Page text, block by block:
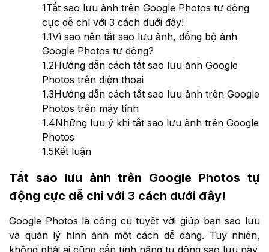
1Tắt sao lưu ảnh trên Google Photos tự động
cực dễ chỉ với 3 cách dưới đây!
1.1Vì sao nên tắt sao lưu ảnh, đồng bộ ảnh
Google Photos tự động?
1.2Hướng dẫn cách tắt sao lưu ảnh Google
Photos trên điện thoại
1.3Hướng dẫn cách tắt sao lưu ảnh trên Google
Photos trên máy tính
1.4Những lưu ý khi tắt sao lưu ảnh trên Google
Photos
1.5Kết luận
Tắt sao lưu ảnh trên Google Photos tự
động cực dễ chỉ với 3 cách dưới đây!
Google Photos là công cụ tuyệt vời giúp bạn sao lưu
và quản lý hình ảnh một cách dễ dàng. Tuy nhiên,
không phải ai cũng cần tính năng tự động sao lưu này,